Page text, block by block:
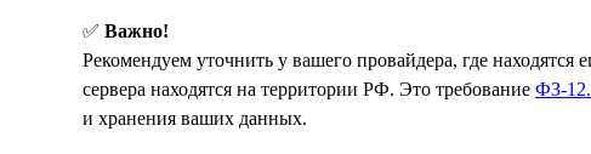
✅ Важно!
Рекомендуем уточнить у вашего провайдера, где
сервера находятся на территории РФ. Это требование ФЗ-
и хранения ваших данных.